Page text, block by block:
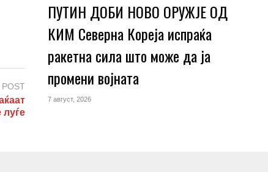
луѓе
ПУТИН ДОБИ НОВО ОРУЖЈЕ ОД
КИМ Северна Кореја испраќа
ракетна сила што може да ја
промени војната
7 август, 2026